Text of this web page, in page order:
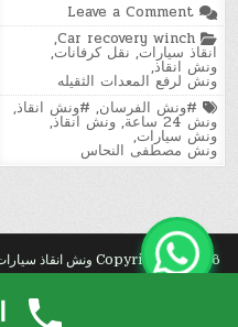
Leave a Comment
ونش
الفرسان
لإنقاذ
في
مدينة
نصر
مصطفى
ساعة
Posted
in
Car recovery winch
,
انقاذ سيارات, نقل كرفانات,
ونش انقاذ,
ونش لرفع المعدات الثقيله
Tagged
#ونش الفرسان, #ونش انقاذ,
ونش 24 ساعة ,ونش انقاذ,
ونش سيارات,
ونش مصطفى النحاس
Copyright © 2026 ونش انقاذ سيارات الفرسان بالقاهرة |01282505052